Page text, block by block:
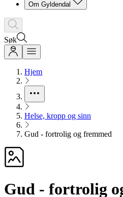
Om Gyldendal
Søk
Hjem
Helse, kropp og sinn
Gud - fortrolig og fremmed
Gud - fortrolig